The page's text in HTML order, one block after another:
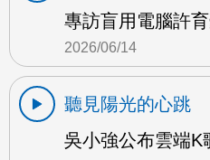
專訪盲用電腦許
2026/06/14
聽見陽光的心跳
吳小強公布雲端K